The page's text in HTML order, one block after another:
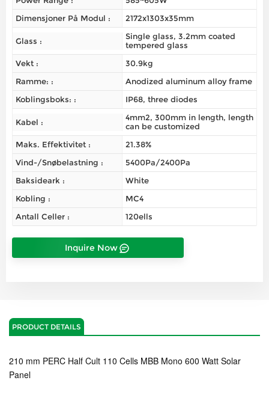
Dimensjoner På Modul :
2172x1303x35mm
Glass :
Single glass, 3.2mm coated
tempered glass
Vekt :
30.9kg
Ramme: :
Anodized aluminum alloy frame
Koblingsboks: :
IP68, three diodes
Kabel :
4mm2, 300mm in length, length
can be customized
Maks. Effektivitet :
21.38%
Vind-/snøbelastning :
5400Pa/2400Pa
Baksideark :
White
Kobling :
MC4
Antall Celler :
120ells
Inquire Now
PRODUCT DETAILS
210 mm PERC Half Cult 110 Cells MBB Mono 600 Watt Solar
Panel